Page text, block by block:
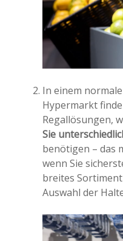
In einem
Hypermarkt
Regallösungen,
Sie
benötigen – das
wenn Sie
breites
Auswahl der